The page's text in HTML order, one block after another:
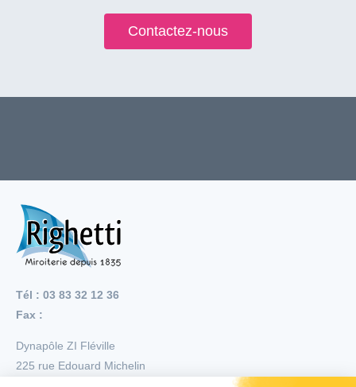
Contactez-nous
Tél : 03 83 32 12 36
Fax :
Dynapôle ZI Fléville
225 rue Edouard Michelin